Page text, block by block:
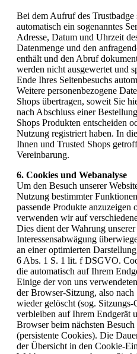
Bei dem Aufruf des Trustbadge
automatisch ein sogenanntes
Adresse, Datum und Uhrzeit
Datenmenge und den
enthält und den Abruf
werden nicht ausgewertet und
Ende Ihres Seitenbesuchs
Weitere personenbezogene
Shops übertragen, soweit Sie
nach Abschluss einer
Shops Produkten entscheiden
Nutzung registriert haben. In
Ihnen und Trusted Shops
Vereinbarung.
6. Cookies und Webanalyse
Um den Besuch unserer
Nutzung bestimmter
passende Produkte
verwenden wir auf
Dies dient der Wahrung
Interessensabwägung
an einer optimierten
6 Abs. 1 S. 1 lit. f DSGVO.
die automatisch auf Ihrem
Einige der von uns
der Browser-Sitzung, also
wieder gelöscht (sog.
verbleiben auf Ihrem Endgerät
Browser beim nächsten
(persistente Cookies). Die
der Übersicht in den Cookie-